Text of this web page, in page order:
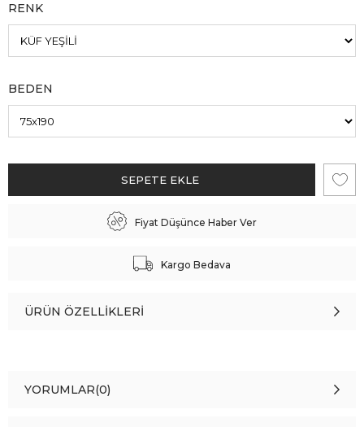
RENK
BEDEN
Fiyat Düşünce Haber Ver
Kargo Bedava
ÜRÜN ÖZELLIKLERI
YORUMLAR(0)